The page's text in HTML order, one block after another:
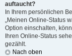
auftaucht?
In Ihrem persönlichen
„Meinen Online-Status
Option einschalten,
Ihren Online-Status
gezählt.
Nach oben